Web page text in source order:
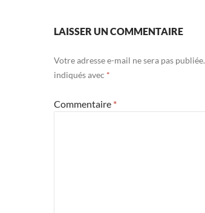
LAISSER UN COMMENTAIRE
Votre adresse e-mail ne sera pas publiée.
indiqués avec *
Commentaire *